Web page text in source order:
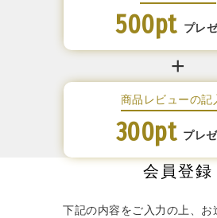
500pt プレ
商品レビューの記
300pt プレ
会員登録
下記の内容をご入力の上、お